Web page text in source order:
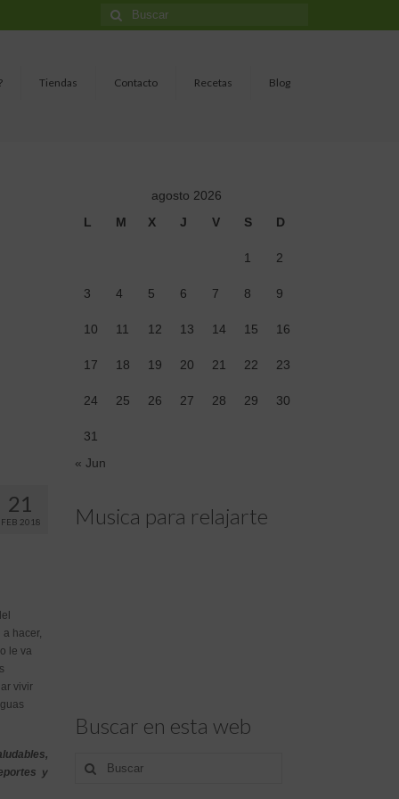
Buscar
por:
Tiendas Contacto Recetas Blog
21
FEB 2018
hacer,
le va
vivir
y
agosto 2026
L
M X J V S D
1 2
3 4 5 6 7 8 9
10 11 12 13 14 15 16
17 18 19 20 21 22 23
24 25 26 27 28 29 30
31
« Jun
Musica para relajarte
Buscar en esta web
Buscar
por: